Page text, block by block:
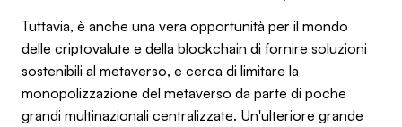
Tuttavia, è anche una vera opportunità per il mondo
delle criptovalute e della blockchain di fornire soluzioni
sostenibili al metaverso, e cerca di limitare la
monopolizzazione del metaverso da parte di poche
grandi multinazionali centralizzate. Un'ulteriore grande